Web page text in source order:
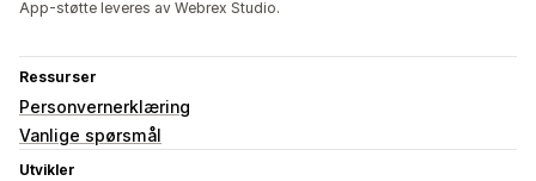
App-støtte leveres av Webrex Studio.
Ressurser
Personvernerklæring
Vanlige spørsmål
Utvikler